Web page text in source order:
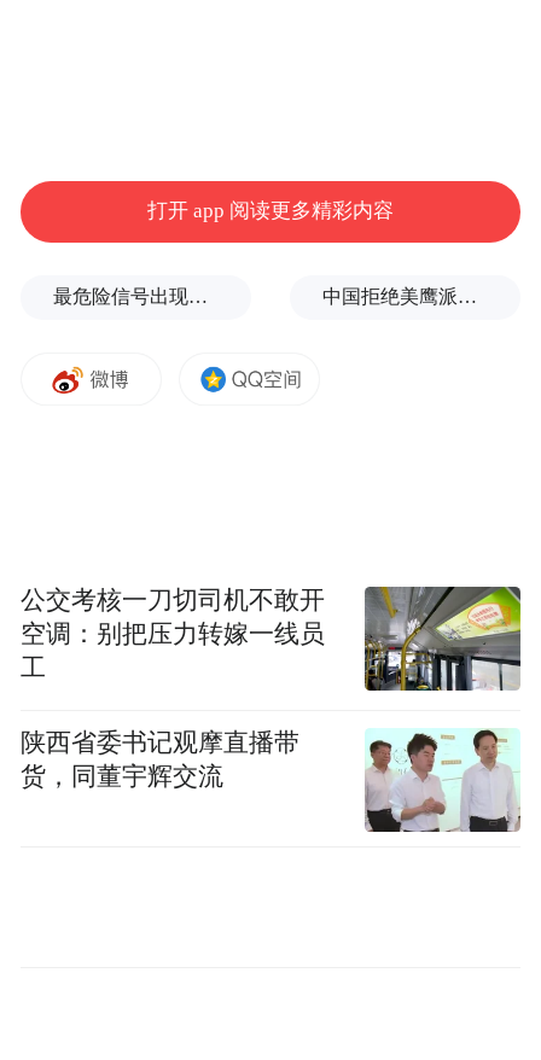
式。”李响精准剖析，“我们希望通过时尚人
群、年轻人群，让更多年轻人了解非遗、看
到非遗、喜欢非遗。”
代年轻人？李响提出了自己的见解：“当下的
针对年轻人追求的“时尚审美”，李响指出需
用“更时尚的语言”呈现非遗。他以鼻烟壶绘
生活品设计，如杯具、家居装饰等，让非遗
从“博物馆”走向“生活场”。时尚媒体的角色
在于挖掘非遗的时尚基因，通过视觉设计打
打开 app 阅读更多精彩内容
最危险信号出现！全球能源大动脉岌岌可危 中国拒绝美鹰派副防长访华？弦外之音被热议
公交考核一刀切司机不敢开
空调：别把压力转嫁一线员
工
陕西省委书记观摩直播带
货，同董宇辉交流